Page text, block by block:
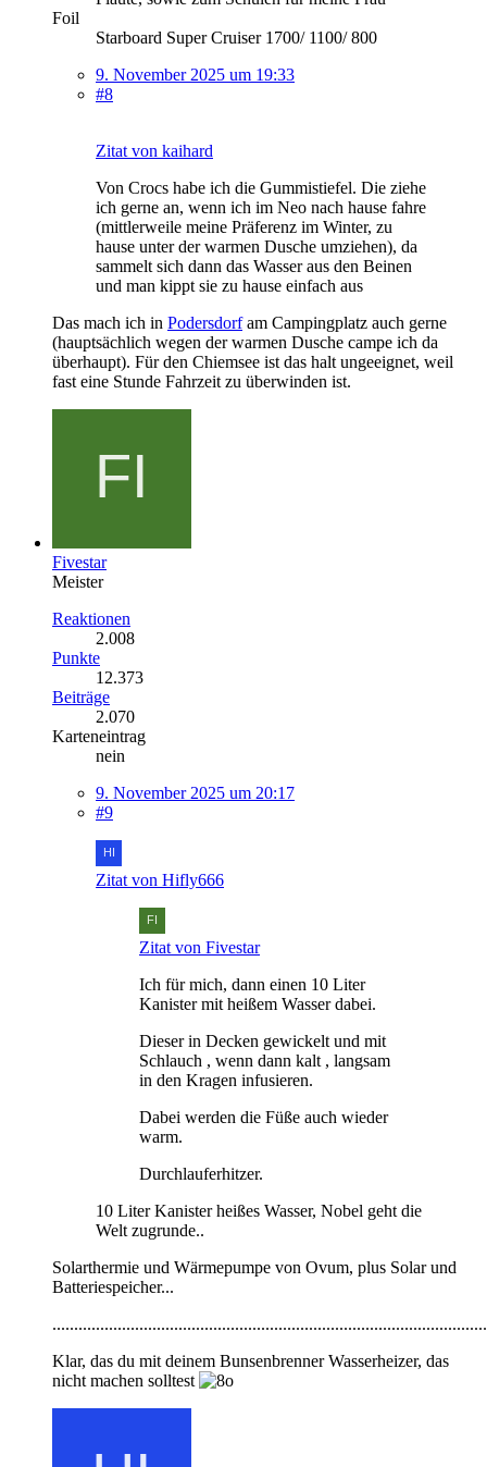
Foil
Starboard Super Cruiser 1700/ 1100/ 800
9. November 2025 um 19:33
#8
Zitat von kaihard
Von Crocs habe ich die Gummistiefel. Die ziehe
ich gerne an, wenn ich im Neo nach hause fahre
(mittlerweile meine Präferenz im Winter, zu
hause unter der warmen Dusche umziehen), da
sammelt sich dann das Wasser aus den Beinen
und man kippt sie zu hause einfach aus
Das mach ich in Podersdorfam Campingplatz auch gerne
(hauptsächlich wegen der warmen Dusche campe ich da
überhaupt). Für den Chiemsee ist das halt ungeeignet, weil
fast eine Stunde Fahrzeit zu überwinden ist.
Fivestar
Meister
Reaktionen
2.008
Punkte
12.373
Beiträge
2.070
Karteneintrag
nein
9. November 2025 um 20:17
#9
Zitat von Hifly666
Zitat von Fivestar
Ich für mich, dann einen 10 Liter
Kanister mit heißem Wasser dabei.
Dieser in Decken gewickelt und mit
Schlauch , wenn dann kalt , langsam
in den Kragen infusieren.
Dabei werden die Füße auch wieder
warm.
Durchlauferhitzer.
10 Liter Kanister heißes Wasser, Nobel geht die
Welt zugrunde..
Solarthermie und Wärmepumpe von Ovum, plus Solar und
Batteriespeicher...
Klar, das du mit deinem Bunsenbrenner Wasserheizer, das
nicht machen solltest